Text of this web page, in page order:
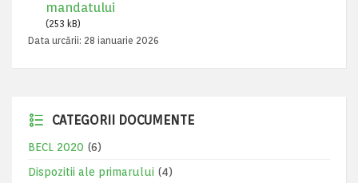
mandatului
(253 kB)
Data urcării: 28 ianuarie 2026
CATEGORII DOCUMENTE
BECL 2020 (6)
Dispozitii ale primarului (4)